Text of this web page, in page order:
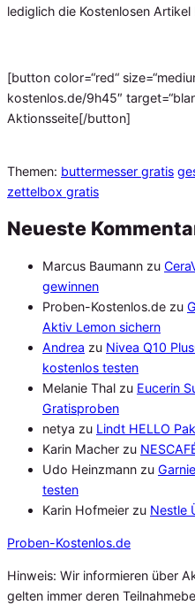
lediglich die Kostenlosen Artikel
[button color=“red“
kostenlos.de/9h45″
Aktionsseite[/button]
Themen: buttermesser gratis
zettelbox gratis
Neueste
Marcus Baumann zu
gewinnen
Proben-Kostenlos.de zu
Aktiv Lemon sichern
Andrea zu Nivea Q10
kostenlos testen
Melanie Thal zu Eucerin
Gratisproben
netya zu Lindt HELLO
Karin Macher zu
Udo Heinzmann zu
testen
Karin Hofmeier zu Nestle
Proben-Kostenlos.de
Hinweis: Wir informieren über
gelten immer deren